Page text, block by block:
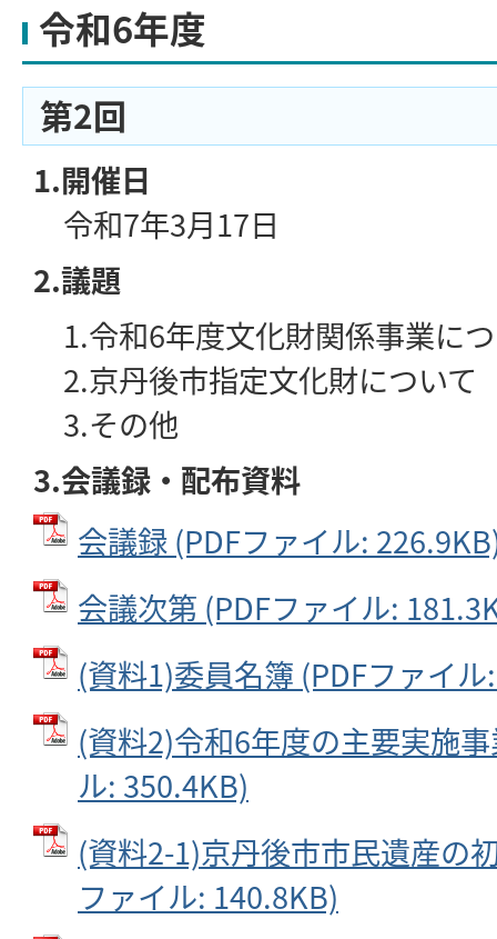
令和6年度
第2回
1.開催日
令和7年3月17日
2.議題
1.令和6年度文化財関係事業に
2.京丹後市指定文化財につい
3.その他
3.会議録・配布資料
会議録 (PDFファイル:
会議次第 (PDFファイル:
(資料1)委員名簿 (PDFファイ
(資料2)令和6年度の主要実施
ル: 350.4KB)
(資料2-1)京丹後市市民遺産の
ファイル: 140.8KB)